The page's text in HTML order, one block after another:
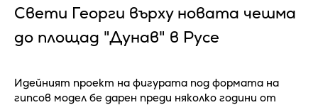
Свети Георги върху новата чешма
до площад "Дунав" в Русе
Идейният проект на фигурата под формата на
гипсов модел бе дарен преди няколко години от